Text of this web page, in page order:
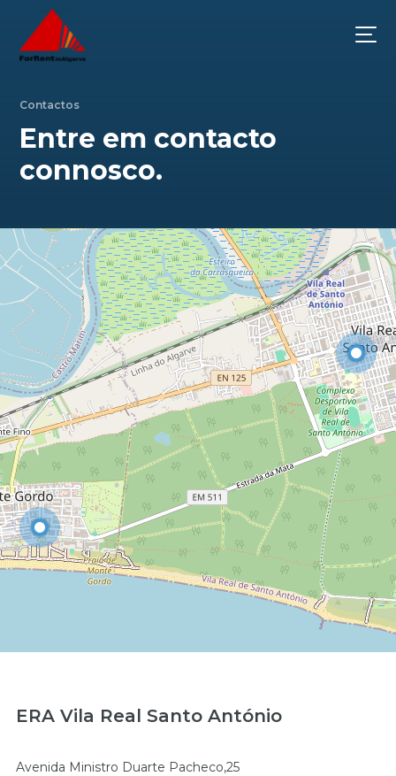
Contactos
Entre em contacto
connosco.
ERA Vila Real Santo António
Avenida Ministro Duarte Pacheco,25